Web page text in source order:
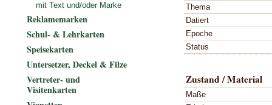
Thema
Datiert
Epoche
Status
Zustand / Material
Maße
mit Text und/oder Marke
Reklamemarken
Schul- & Lehrkarten
Speisekarten
Untersetzer, Deckel & Filze
Vertreter- und
Visitenkarten